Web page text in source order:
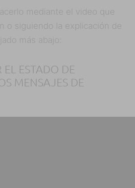
mediante el video que
o siguiendo la explicación de
más abajo:
ESTADO DE
MENSAJES DE